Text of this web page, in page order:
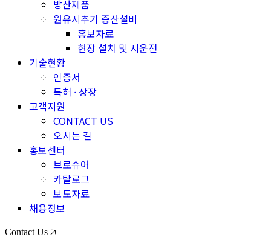
방산제품
원유시추기 증산설비
홍보자료
현장 설치 및 시운전
기술현황
인증서
특허 · 상장
고객지원
CONTACT US
오시는 길
홍보센터
브로슈어
카탈로그
보도자료
채용정보
Contact Us 🡥